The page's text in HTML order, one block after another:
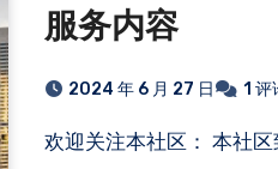
服务内容
2024 年 6 月 27 日 1 评
欢迎关注本社区： 本社